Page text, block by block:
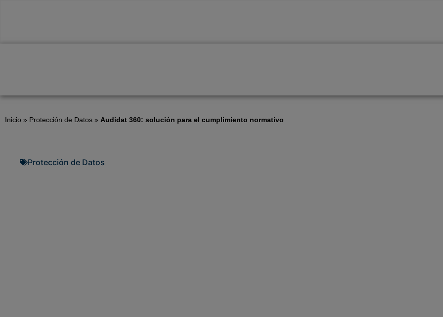
Inicio » Protección de Datos » Audidat 360: solución para el cumplimiento normativo
Protección de Datos